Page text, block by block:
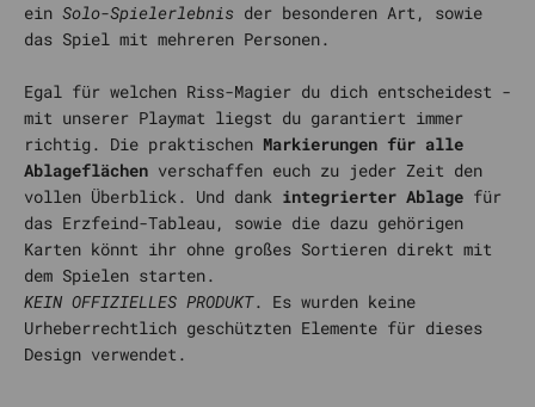
ein Solo-Spielerlebnis der besonderen Art, sowie
das Spiel mit mehreren Personen.
Egal für welchen Riss-Magier du dich entscheidest -
mit unserer Playmat liegst du garantiert immer
richtig. Die praktischen Markierungen für alle
Ablageflächen verschaffen euch zu jeder Zeit den
vollen Überblick. Und dank integrierter Ablage für
das Erzfeind-Tableau, sowie die dazu gehörigen
Karten könnt ihr ohne großes Sortieren direkt mit
dem Spielen starten.
KEIN OFFIZIELLES PRODUKT. Es wurden keine
Urheberrechtlich geschützten Elemente für dieses
Design verwendet.